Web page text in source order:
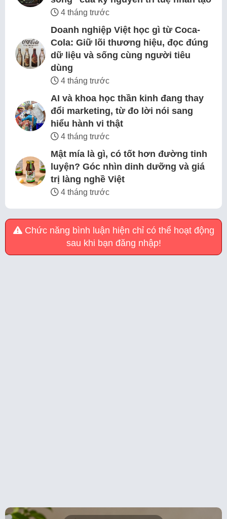
4 tháng trước
Doanh nghiệp Việt học gì từ Coca-
Cola: Giữ lõi thương hiệu, đọc đúng
dữ liệu và sống cùng người tiêu
dùng
4 tháng trước
AI và khoa học thần kinh đang thay
đổi marketing, từ đo lời nói sang
hiểu hành vi thật
4 tháng trước
Mật mía là gì, có tốt hơn đường tinh
luyện? Góc nhìn dinh dưỡng và giá
trị làng nghề Việt
4 tháng trước
Chức năng bình luận hiện chỉ có thể hoạt động
sau khi bạn đăng nhập!